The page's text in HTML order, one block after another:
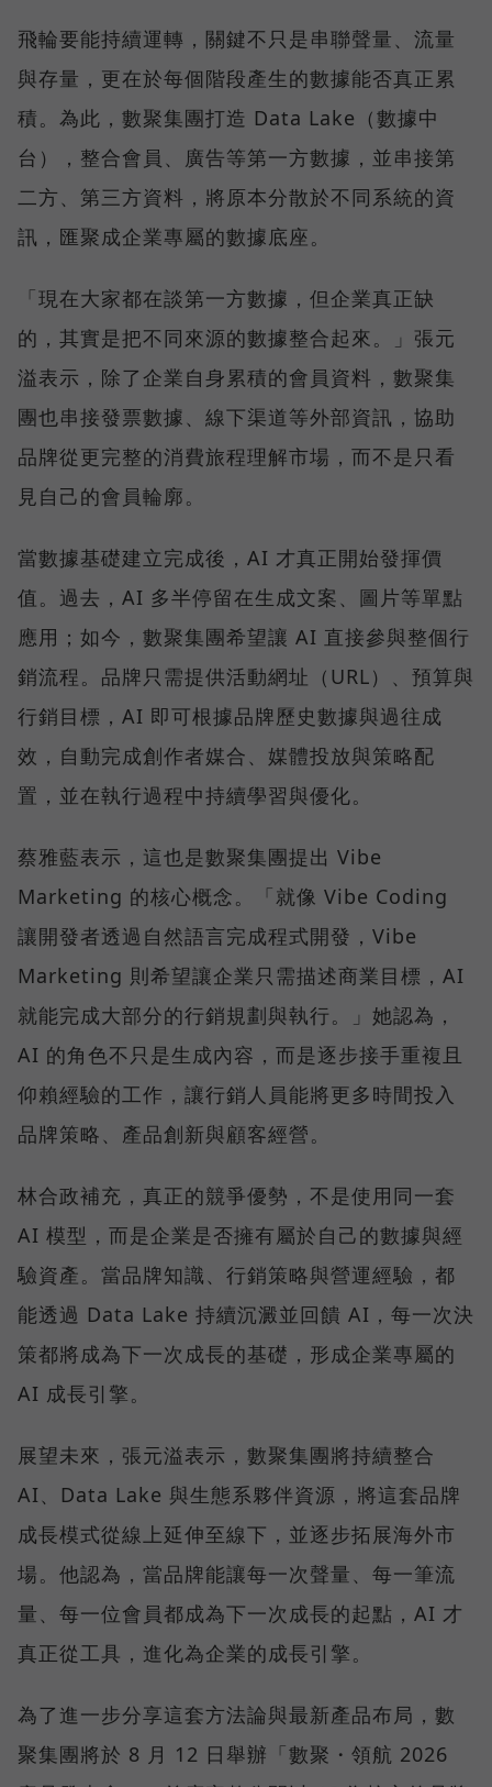
飛輪要能持續運轉，關鍵不只是串聯聲量、流量
與存量，更在於每個階段產生的數據能否真正累
積。為此，數聚集團打造 Data Lake（數據中
台），整合會員、廣告等第一方數據，並串接第
二方、第三方資料，將原本分散於不同系統的資
訊，匯聚成企業專屬的數據底座。
「現在大家都在談第一方數據，但企業真正缺
的，其實是把不同來源的數據整合起來。」張元
溢表示，除了企業自身累積的會員資料，數聚集
團也串接發票數據、線下渠道等外部資訊，協助
品牌從更完整的消費旅程理解市場，而不是只看
見自己的會員輪廓。
當數據基礎建立完成後，AI 才真正開始發揮價
值。過去，AI 多半停留在生成文案、圖片等單點
應用；如今，數聚集團希望讓 AI 直接參與整個行
銷流程。品牌只需提供活動網址（URL）、預算與
行銷目標，AI 即可根據品牌歷史數據與過往成
效，自動完成創作者媒合、媒體投放與策略配
置，並在執行過程中持續學習與優化。
蔡雅藍表示，這也是數聚集團提出 Vibe
Marketing 的核心概念。「就像 Vibe Coding
讓開發者透過自然語言完成程式開發，Vibe
Marketing 則希望讓企業只需描述商業目標，AI
就能完成大部分的行銷規劃與執行。」她認為，
AI 的角色不只是生成內容，而是逐步接手重複且
仰賴經驗的工作，讓行銷人員能將更多時間投入
品牌策略、產品創新與顧客經營。
林合政補充，真正的競爭優勢，不是使用同一套
AI 模型，而是企業是否擁有屬於自己的數據與經
驗資產。當品牌知識、行銷策略與營運經驗，都
能透過 Data Lake 持續沉澱並回饋 AI，每一次決
策都將成為下一次成長的基礎，形成企業專屬的
AI 成長引擎。
展望未來，張元溢表示，數聚集團將持續整合
AI、Data Lake 與生態系夥伴資源，將這套品牌
成長模式從線上延伸至線下，並逐步拓展海外市
場。他認為，當品牌能讓每一次聲量、每一筆流
量、每一位會員都成為下一次成長的起點，AI 才
真正從工具，進化為企業的成長引擎。
為了進一步分享這套方法論與最新產品布局，數
聚集團將於 8 月 12 日舉辦「數聚・領航 2026